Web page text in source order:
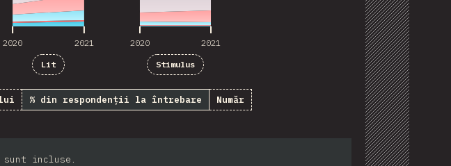
2020 2021
Lit
2020 2021
Stimulus
% din respondenții la întrebare Număr
sunt incluse.